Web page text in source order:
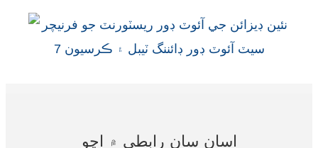
اسان سان رابطي ۾ اچو